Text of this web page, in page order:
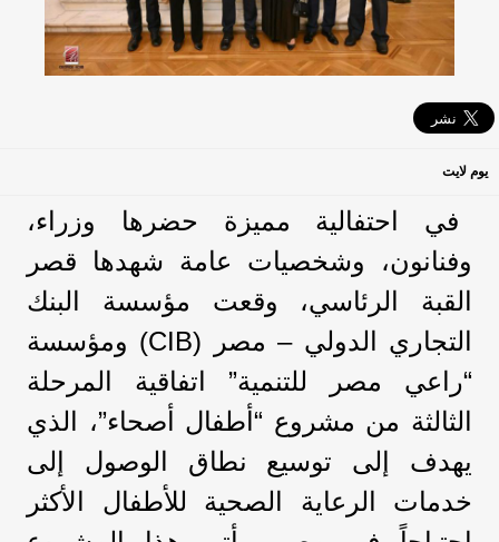
يوم لايت
في احتفالية مميزة حضرها وزراء،
وفنانون، وشخصيات عامة شهدها قصر
القبة الرئاسي، وقعت مؤسسة البنك
التجاري الدولي – مصر (CIB) ومؤسسة
“راعي مصر للتنمية” اتفاقية المرحلة
الثالثة من مشروع “أطفال أصحاء”، الذي
يهدف إلى توسيع نطاق الوصول إلى
خدمات الرعاية الصحية للأطفال الأكثر